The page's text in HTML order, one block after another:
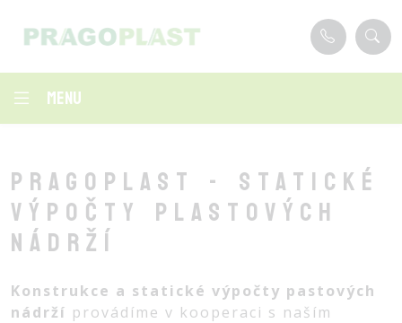
Menu
Pragoplast - statické
výpočty plastových
nádrží
Konstrukce a statické výpočty pastových
nádrží provádíme v kooperaci s naším